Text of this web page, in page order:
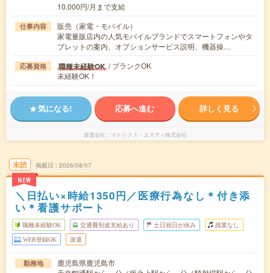
10,000円/月まで支給
仕事内容
販売（家電・モバイル）
家電量販店内の人気モバイルブランドでスマートフォンやタ
ブレットの案内、オプションサービス説明、機器操…
応募資格 職種未経験OK / ブランクOK
未経験OK！
気になる! 応募へ進む 詳しく見る
派遣会社 マトリクス・エスディ株式会社
未読
NEW
掲載日 2026/08/07
＼日払い×時給1350円／医療行為なし＊付き添
い＊看護サポート
職種未経験OK 交通費別途支給あり 土日祝日が休み 残業なし
WEB登録OK 派遣
勤務地
鹿児島県鹿児島市